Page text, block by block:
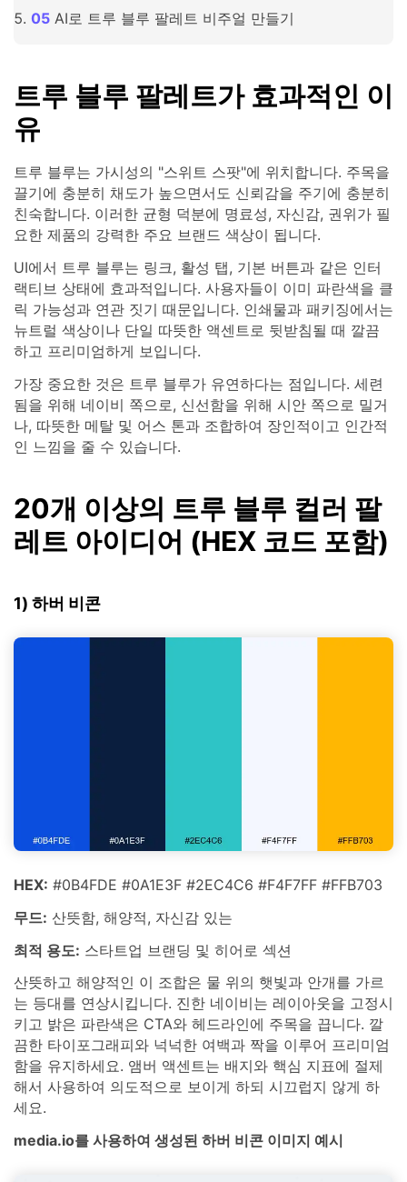
AI로 트루 블루 팔레트 비주얼 만들기
트루 블루 팔레트가 효과적인 이
유
트루 블루는 가시성의 "스위트 스팟"에 위치합니다. 주목을
끌기에 충분히 채도가 높으면서도 신뢰감을 주기에 충분히
친숙합니다. 이러한 균형 덕분에 명료성, 자신감, 권위가 필
요한 제품의 강력한 주요 브랜드 색상이 됩니다.
UI에서 트루 블루는 링크, 활성 탭, 기본 버튼과 같은 인터
랙티브 상태에 효과적입니다. 사용자들이 이미 파란색을 클
릭 가능성과 연관 짓기 때문입니다. 인쇄물과 패키징에서는
뉴트럴 색상이나 단일 따뜻한 액센트로 뒷받침될 때 깔끔
하고 프리미엄하게 보입니다.
가장 중요한 것은 트루 블루가 유연하다는 점입니다. 세련
됨을 위해 네이비 쪽으로, 신선함을 위해 시안 쪽으로 밀거
나, 따뜻한 메탈 및 어스 톤과 조합하여 장인적이고 인간적
인 느낌을 줄 수 있습니다.
20개 이상의 트루 블루 컬러 팔
레트 아이디어 (HEX 코드 포함)
1) 하버 비콘
HEX: #0B4FDE #0A1E3F #2EC4C6 #F4F7FF #FFB703
무드: 산뜻함, 해양적, 자신감 있는
최적 용도: 스타트업 브랜딩 및 히어로 섹션
산뜻하고 해양적인 이 조합은 물 위의 햇빛과 안개를 가르
는 등대를 연상시킵니다. 진한 네이비는 레이아웃을 고정시
키고 밝은 파란색은 CTA와 헤드라인에 주목을 끕니다. 깔
끔한 타이포그래피와 넉넉한 여백과 짝을 이루어 프리미엄
함을 유지하세요. 앰버 액센트는 배지와 핵심 지표에 절제
해서 사용하여 의도적으로 보이게 하되 시끄럽지 않게 하
세요.
media.io를 사용하여 생성된 하버 비콘 이미지 예시